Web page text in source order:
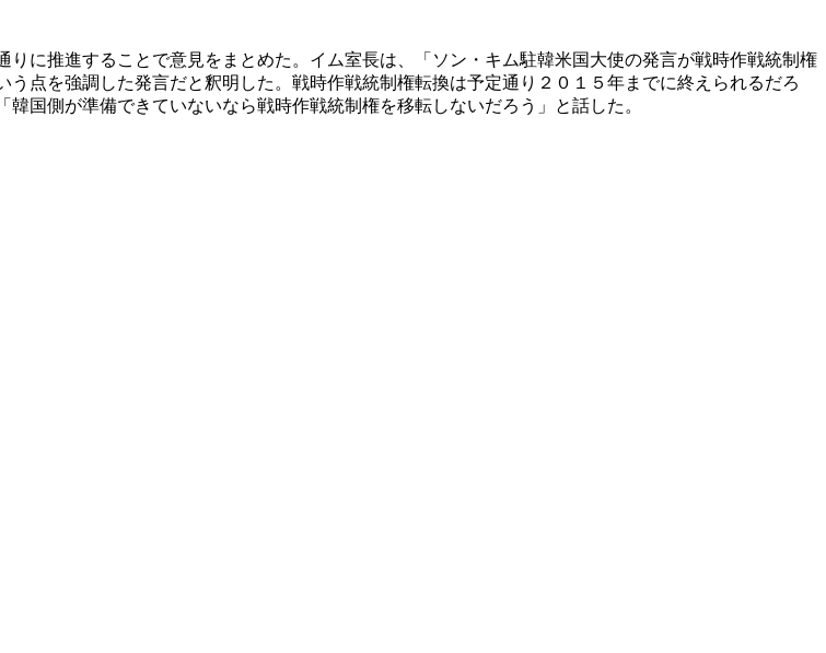
に推進することで意見をまとめた。イム室長は、「ソン・キム駐韓米国大使の発言が戦時作戦統制権
点を強調した発言だと釈明した。戦時作戦統制権転換は予定通り２０１５年までに終えられるだろ
国側が準備できていないなら戦時作戦統制権を移転しないだろう」と話した。